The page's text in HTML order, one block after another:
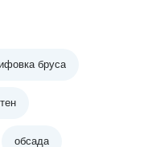
бруса
обсада